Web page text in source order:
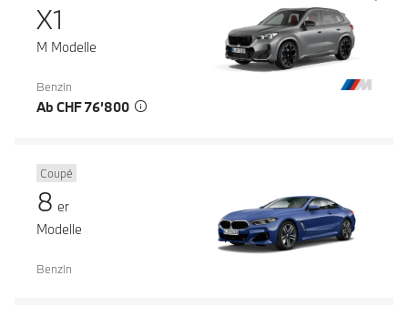
X1
M Modelle
Benzin
Ab CHF 76’800
Coupé
8 er
Modelle
Benzin